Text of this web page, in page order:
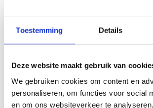
Toestemming Details
Deze website maakt gebruik van
We gebruiken cookies om content en
personaliseren, om functies voor social
en om ons websiteverkeer te